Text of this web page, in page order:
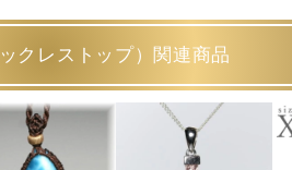
クレストップ）関連商品